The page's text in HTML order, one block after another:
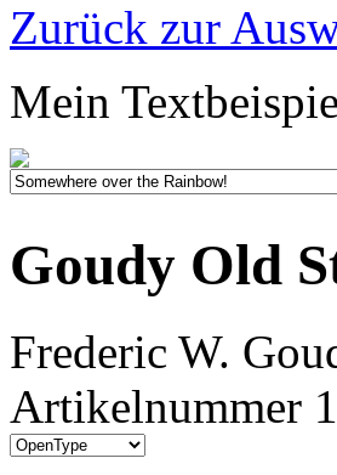
Zurück zur
Mein
Goudy Old
Frederic W.
Artikelnummer